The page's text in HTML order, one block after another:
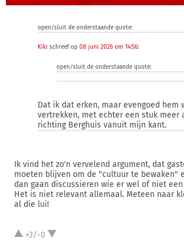
open/sluit de onderstaande quote:
Kiki schreef op 08 juni 2026 om 14:56:
open/sluit de onderstaande quote:
Dat ik dat erken, maar evengoed hem
vertrekken, met echter een stuk meer
richting Berghuis vanuit mijn kant.
Ik vind het zo'n vervelend argument, dat
moeten blijven om de "cultuur te bewaken"
dan gaan discussieren wie er wel of niet
Het is niet relevant allemaal. Meteen naar
al die lui!
+3/-0